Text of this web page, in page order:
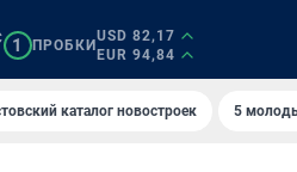
1 ПРОБКИ
USD 82,17
EUR 94,84
каталог новостроек 5